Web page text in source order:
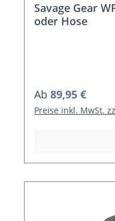
Savage Gear
oder Hose
Regulärer Preis:
Ab 89,95 €
Preise inkl. MwSt.